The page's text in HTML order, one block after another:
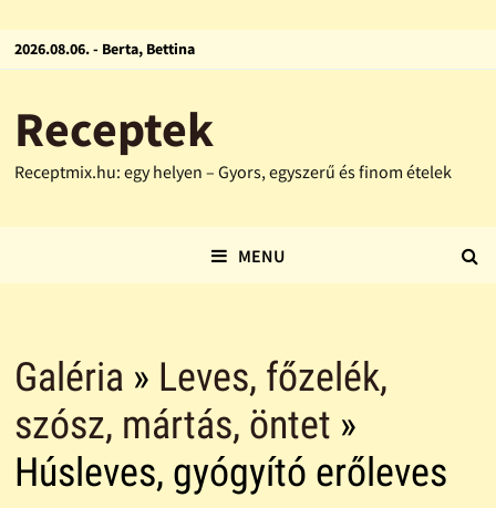
2026.08.06. - Berta, Bettina
Receptek
Receptmix.hu: egy helyen – Gyors, egyszerű és finom ételek
MENU
Galéria » Leves, főzelék,
szósz, mártás, öntet »
Húsleves, gyógyító erőleves